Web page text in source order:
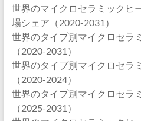
世界のマイクロセラミックヒ
場シェア（2020-2031）
世界のタイプ別マイクロセラ
（2020-2031）
世界のタイプ別マイクロセラ
（2020-2024）
世界のタイプ別マイクロセラ
（2025-2031）